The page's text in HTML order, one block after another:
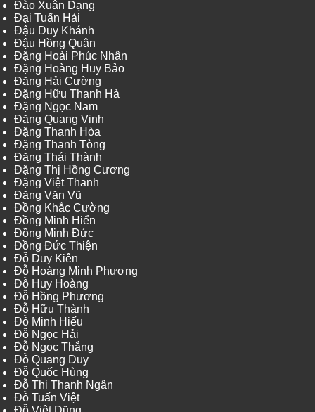
Đào Xuân Dạng
Đại Tuấn Hải
Đậu Duy Khánh
Đậu Hồng Quân
Đặng Hoài Phúc Nhân
Đặng Hoàng Huy Bảo
Đặng Hải Cường
Đặng Hữu Thanh Hà
Đặng Ngọc Nam
Đặng Quang Vinh
Đặng Thanh Hòa
Đặng Thanh Tòng
Đặng Thái Thành
Đặng Thị Hồng Cương
Đặng Việt Thanh
Đặng Văn Vũ
Đồng Khắc Cường
Đồng Minh Hiển
Đồng Minh Đức
Đồng Đức Thiện
Đỗ Duy Kiên
Đỗ Hoàng Minh Phương
Đỗ Huy Hoàng
Đỗ Hồng Phương
Đỗ Hữu Thành
Đỗ Minh Hiếu
Đỗ Ngọc Hải
Đỗ Ngọc Thắng
Đỗ Quang Duy
Đỗ Quốc Hùng
Đỗ Thị Thanh Ngân
Đỗ Tuấn Việt